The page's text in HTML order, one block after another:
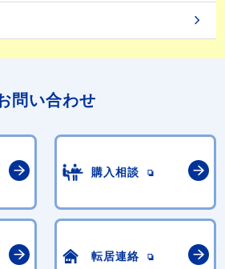
問い合わせ
購入相談
転居連絡